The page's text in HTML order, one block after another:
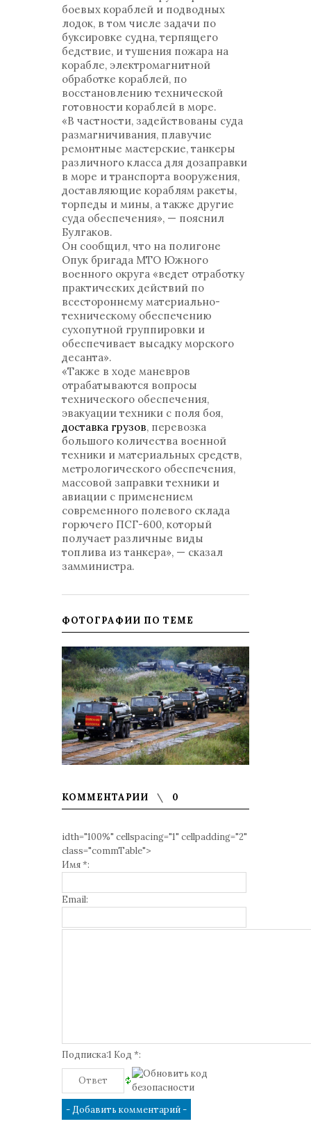
боевых кораблей и подводных
лодок, в том числе задачи по
буксировке судна, терпящего
бедствие, и тушения пожара на
корабле, электромагнитной
обработке кораблей, по
восстановлению технической
готовности кораблей в море.
«В частности, задействованы суда
размагничивания, плавучие
ремонтные мастерские, танкеры
различного класса для дозаправки
в море и транспорта вооружения,
доставляющие кораблям ракеты,
торпеды и мины, а также другие
суда обеспечения», — пояснил
Булгаков.
Он сообщил, что на полигоне
Опук бригада МТО Южного
военного округа «ведет отработку
практических действий по
всестороннему материально-
техническому обеспечению
сухопутной группировки и
обеспечивает высадку морского
десанта».
«Также в ходе маневров
отрабатываются вопросы
технического обеспечения,
эвакуации техники с поля боя,
доставка грузов, перевозка
большого количества военной
техники и материальных средств,
метрологического обеспечения,
массовой заправки техники и
авиации с применением
современного полевого склада
горючего ПСГ-600, который
получает различные виды
топлива из танкера», — сказал
замминистра.
ФОТОГРАФИИ ПО ТЕМЕ
КОММЕНТАРИИ 0
idth="100%" cellspacing="1" cellpadding="2"
class="commTable">
Имя *:
Email:
Подписка:1 Код *: